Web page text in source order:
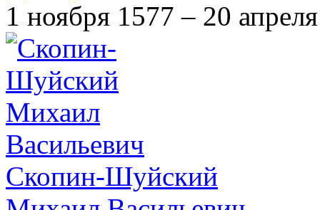
1 ноября 1577 – 20
Скопин-Шуйский